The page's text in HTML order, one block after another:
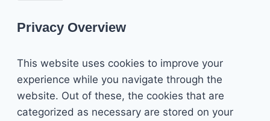
Privacy Overview
This website uses cookies to improve your
experience while you navigate through the
website. Out of these, the cookies that are
categorized as necessary are stored on your